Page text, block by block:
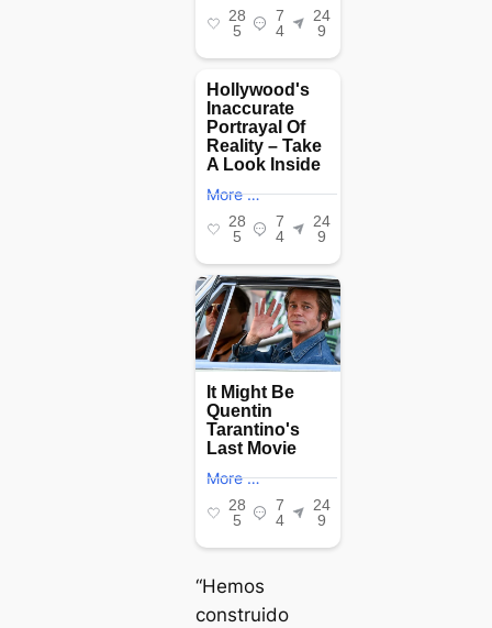
“Hemos
construido